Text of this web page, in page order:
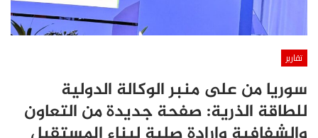
تقارير
سوريا من على منبر الوكالة الدولية
للطاقة الذرية: صفحة جديدة من التعاون